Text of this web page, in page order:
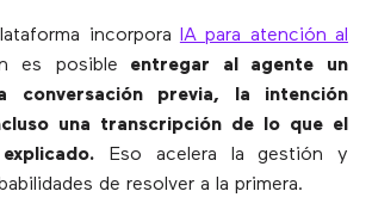
incorpora
IA para atención al
es posible entregar al agente un
conversación previa, la intención
una transcripción de lo que el
Eso acelera la gestión y
de resolver a la primera.